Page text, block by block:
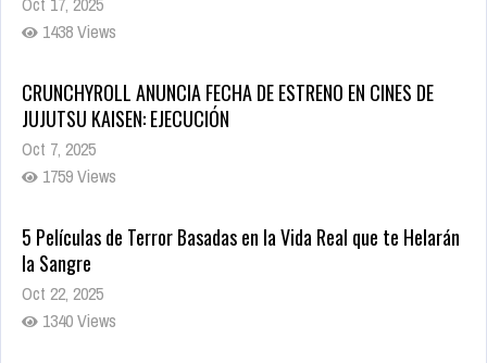
CRUNCHYROLL ANUNCIA FECHA DE ESTRENO EN CINES DE
1759 Views
5 Películas de Terror Basadas en la Vida Real que te Helarán
1340 Views
Revive el terror: El conjuro 4: Últimos ritos ya está disponible